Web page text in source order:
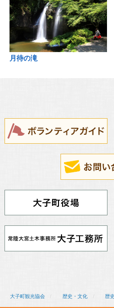
月待の滝
大子町観光協会 歴史・文化 歴史